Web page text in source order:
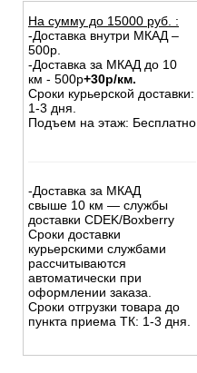
На сумму до 15000 руб. :
-Доставка внутри МКАД –
500р.
-Доставка за МКАД до 10
км - 500р+30р/км.
Сроки курьерской доставки:
1-3 дня.
Подъем на этаж: Бесплатно
-Доставка за МКАД
свыше 10 км — службы
доставки CDEK/Boxberry
Сроки доставки
курьерскими службами
рассчитываются
автоматически при
оформлении заказа.
Сроки отгрузки товара до
пункта приема ТК: 1-3 дня.